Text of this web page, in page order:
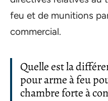
feu et de munitions
commercial.
Quelle est la
pour arme à feu
chambre forte à